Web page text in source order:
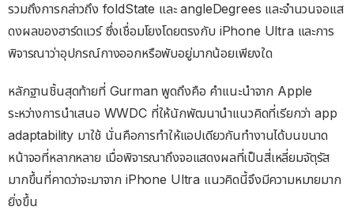
รวมถึงการกล่าวถึง foldState และ angleDegrees และจำนวนจอแส
ดงผลของฮาร์ดแวร์ ซึ่งเชื่อมโยงโดยตรงกับ iPhone Ultra และการ
พิจารณาว่าอุปกรณ์กางออกหรือพับอยู่มากน้อยเพียงใด
หลักฐานชิ้นสุดท้ายที่ Gurman พูดถึงคือ คำแนะนำจาก Apple
ระหว่างการนำเสนอ WWDC ที่ให้นักพัฒนานำแนวคิดที่เรียกว่า app
adaptability มาใช้ นั่นคือการทำให้แอปเดียวกันทำงานได้บนขนาด
หน้าจอที่หลากหลาย เมื่อพิจารณาถึงจอแสดงผลที่เป็นสี่เหลี่ยมจัตุรัส
มากขึ้นที่คาดว่าจะมาจาก iPhone Ultra แนวคิดนี้จึงมีความหมายมาก
ยิ่งขึ้น